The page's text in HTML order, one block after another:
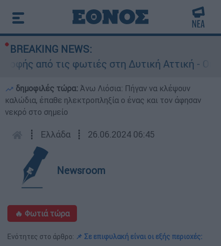
BREAKING NEWS:
από τις φωτιές στη Δυτική Αττική - Οι
δημοφιλές τώρα: Άνω Λιόσια: Πήγαν να κλέψουν
καλώδια, έπαθε ηλεκτροπληξία ο ένας και τον άφησαν
νεκρό στο σημείο
┋ Ελλάδα ┋ 26.06.2024 06:45
Newsroom
🔥 Φωτιά τώρα
Ενότητες στο άρθρο: 📌 Σε επιφυλακή είναι οι εξής περιοχές: